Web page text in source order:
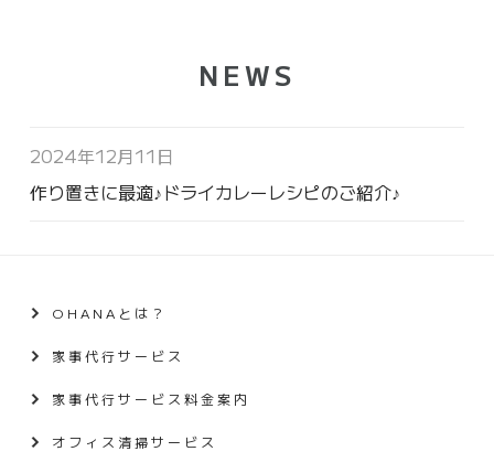
NEWS
2024年12月11日
作り置きに最適♪ドライカレーレシピのご紹介♪
OHANAとは？
家事代行サービス
家事代行サービス料金案内
オフィス清掃サービス